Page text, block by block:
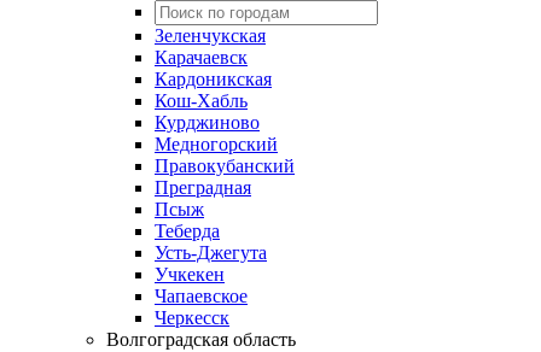
Зеленчукская
Карачаевск
Кардоникская
Кош-Хабль
Курджиново
Медногорский
Правокубанский
Преградная
Псыж
Теберда
Усть-Джегута
Учкекен
Чапаевское
Черкесск
Волгоградская область